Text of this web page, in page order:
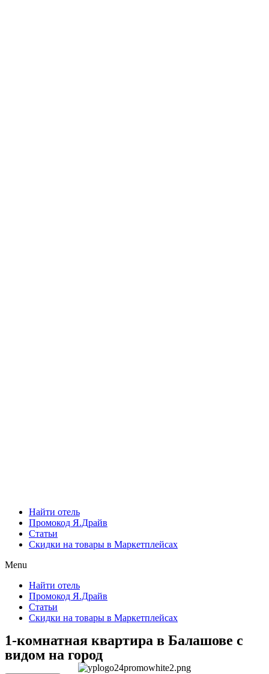
Найти отель
Промокод Я.Драйв
Статьи
Скидки на товары в Маркетплейсах
Menu
Найти отель
Промокод Я.Драйв
Статьи
Скидки на товары в Маркетплейсах
1-комнатная квартира в Балашове с
видом на город